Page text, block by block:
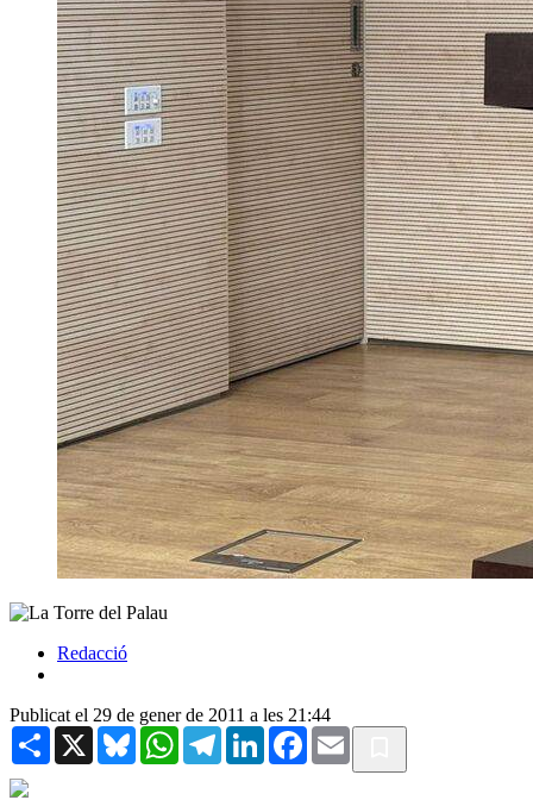
Redacció
Publicat el 29 de gener de 2011 a les 21:44
Share X BlueskyWhatsAppTelegramLinkedInFacebook
Email